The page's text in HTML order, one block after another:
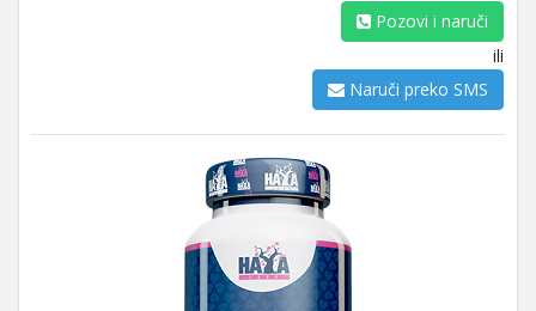
Pozovi i naruči
ili
Naruči preko SMS